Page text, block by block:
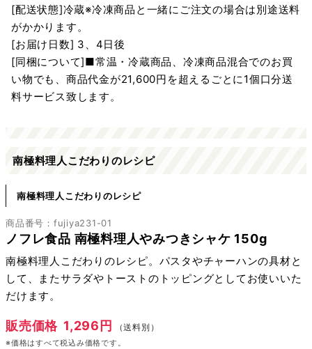
[配送状態]冷蔵※冷凍商品と一緒にご注文の場合は別途送料
がかかります。
[お届け日数] 3、4日後
[同梱について]■常温・冷蔵商品、冷凍商品混合でのお買
い物でも、商品代金が21,600円を超えるごとに1個口分送
料サービス致します。
南極料理人こだわりのレシピ
南極料理人こだわりのレシピ
商品番号：fujiya231-01
ノフレ食品 南極料理人やみつきシャケ 150g
南極料理人こだわりのレシピ。パスタやチャーハンの具材と
して、またサラダやトーストのトッピングとしてお使いいた
だけます。
販売価格 1,296円 （送料別）
※価格はすべて税込み価格です。